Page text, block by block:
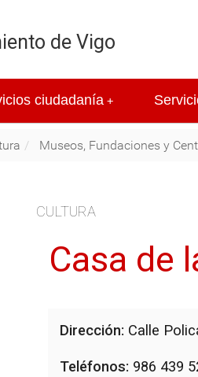
de Vigo
+
ciudadanía
Museos, Fundaciones y
CULTURA
Casa de
Dirección: Calle
Teléfonos: 986 439